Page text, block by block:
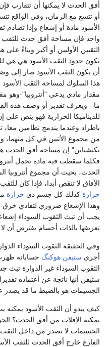
أفق الحدث لا يمكنها أن تتقارب
أو تتسع مع الزمان، وفي الواقع
الأسود مادة أو إشعاع وإذا
واحد فإن مساحة أفق حدث
الثقبين الأوليين أو أكبر وبناءً
تكون حدود الثقب الأسود هي هي
أن يكون الثقب الأسود صار إلى
هذا السلوك لمساحة الثقب
مقدار مادي يدعى "أنتروبيا"-
ما - ويعرف تقدير أو وصف هذه
للديناميكا الحرارية فهو ينص على
باطراد وعندما يندمج نظامين معا،
من مجموع الأثنين في كل
بكنشتاين" إن مساحة أفق الحدث
فكلما سقطت فيه مادة تحمل
الحدث، بحيث أن مجموع أنتروبيا
الآفاق لا تنقص أبدا، فإذا كان
حرارة كذلك كل جسم ذي حرارة
وهذا الإشعاع ضروري لتفادي خرق
يجب أن تبث الثقوب السوداء
تعريفها بالذات أجسام يفترض أن لا
وفي الحقيقة الثقوب السوداء
أجرى ستيفن هوكنگ حساباته
الثقوب السوداء غير الدوارة تبث
ستيفن أنها ناتجة عن أعتماده
الجسيمات هو بالضبط ما قد يصدر
كيف يبدو أن الثقب الأسود
يمكنه الإفلات من أفق الحدث؟
الجسيمات لا تصدر من داخل
الفارغ خارج أفق الحدث للثقب